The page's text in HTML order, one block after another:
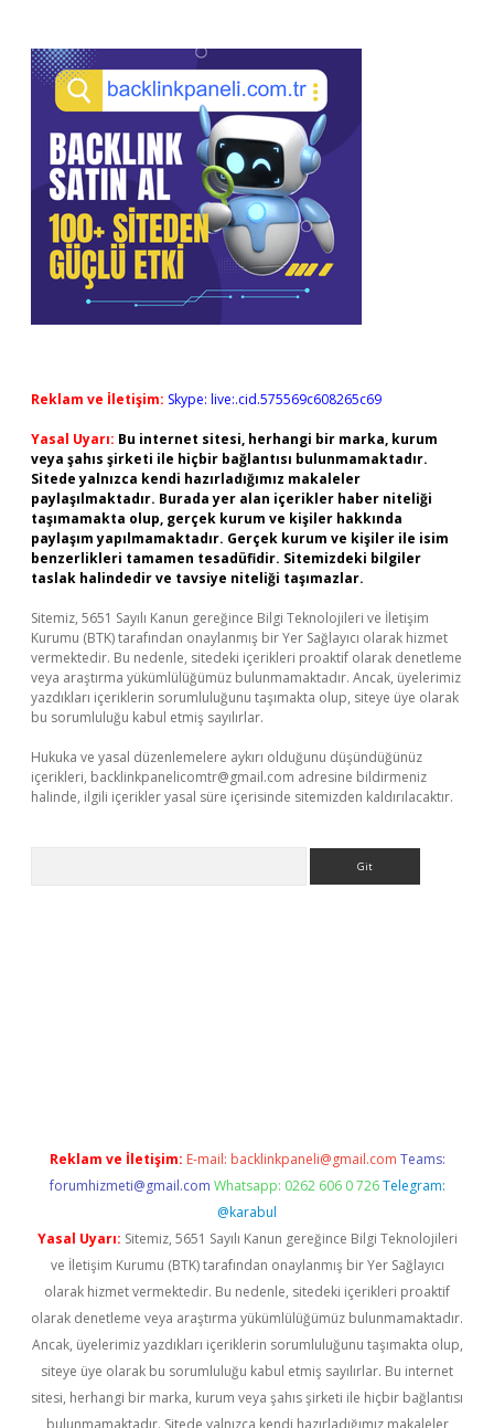
Reklam ve İletişim: Skype: live:.cid.575569c608265c69
Yasal Uyarı: Bu internet sitesi, herhangi bir marka, kurum
veya şahıs şirketi ile hiçbir bağlantısı bulunmamaktadır.
Sitede yalnızca kendi hazırladığımız makaleler
paylaşılmaktadır. Burada yer alan içerikler haber niteliği
taşımamakta olup, gerçek kurum ve kişiler hakkında
paylaşım yapılmamaktadır. Gerçek kurum ve kişiler ile isim
benzerlikleri tamamen tesadüfidir. Sitemizdeki bilgiler
taslak halindedir ve tavsiye niteliği taşımazlar.
Sitemiz, 5651 Sayılı Kanun gereğince Bilgi Teknolojileri ve İletişim
Kurumu (BTK) tarafından onaylanmış bir Yer Sağlayıcı olarak hizmet
vermektedir. Bu nedenle, sitedeki içerikleri proaktif olarak denetleme
veya araştırma yükümlülüğümüz bulunmamaktadır. Ancak, üyelerimiz
yazdıkları içeriklerin sorumluluğunu taşımakta olup, siteye üye olarak
bu sorumluluğu kabul etmiş sayılırlar.
Hukuka ve yasal düzenlemelere aykırı olduğunu düşündüğünüz
içerikleri, backlinkpanelicomtr@gmail.com adresine bildirmeniz
halinde, ilgili içerikler yasal süre içerisinde sitemizden kaldırılacaktır.
Reklam ve İletişim: E-mail: backlinkpaneli@gmail.com Teams:
forumhizmeti@gmail.com Whatsapp: 0262 606 0 726 Telegram:
@karabul
Yasal Uyarı: Sitemiz, 5651 Sayılı Kanun gereğince Bilgi Teknolojileri
ve İletişim Kurumu (BTK) tarafından onaylanmış bir Yer Sağlayıcı
olarak hizmet vermektedir. Bu nedenle, sitedeki içerikleri proaktif
olarak denetleme veya araştırma yükümlülüğümüz bulunmamaktadır.
Ancak, üyelerimiz yazdıkları içeriklerin sorumluluğunu taşımakta olup,
siteye üye olarak bu sorumluluğu kabul etmiş sayılırlar. Bu internet
sitesi, herhangi bir marka, kurum veya şahıs şirketi ile hiçbir bağlantısı
bulunmamaktadır. Sitede yalnızca kendi hazırladığımız makaleler